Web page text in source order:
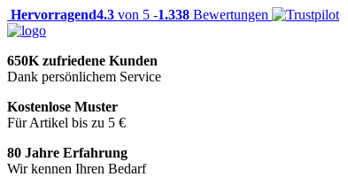
Hervorragend4.3 von 5 -1.338 Bewertungen
650K zufriedene Kunden
Dank persönlichem Service
Kostenlose Muster
Für Artikel bis zu 5 €
80 Jahre Erfahrung
Wir kennen Ihren Bedarf